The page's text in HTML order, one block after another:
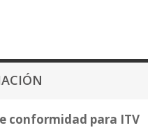
conformidad para ITV